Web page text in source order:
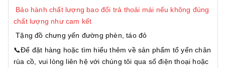
Bảo hành chất lượng bao đổi trả thoải mái nếu không đúng
chất lượng như cam kết
Tặng đồ chưng yến đường phèn, táo đỏ
📞Để đặt hàng hoặc tìm hiểu thêm về sản phẩm tổ yến chân
rùa cồ, vui lòng liên hệ với chúng tôi qua số điện thoại hoặc